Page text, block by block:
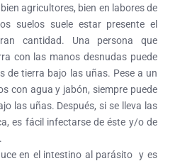
agricultores, bien en labores de
suelos suele estar presente el
cantidad. Una persona que
con las manos desnudas puede
de tierra bajo las uñas. Pese a un
con agua y jabón, siempre puede
las uñas. Después, si se lleva las
es fácil infectarse de éste y/o de
en el intestino al parásito y es